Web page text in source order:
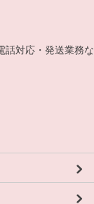
話対応・発送業務な